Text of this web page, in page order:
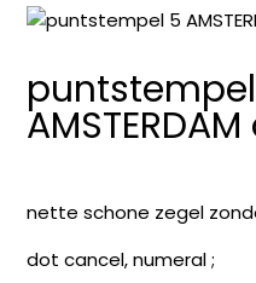
nette schone zegel
dot cancel, numeral ;